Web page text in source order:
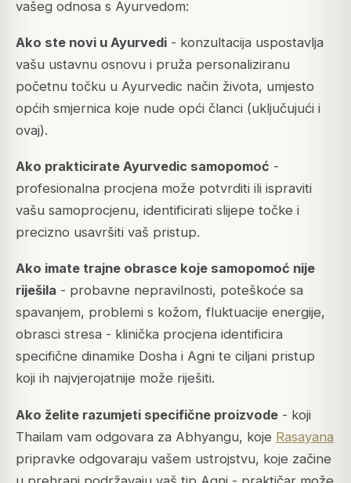
vašeg odnosa s Ayurvedom:
Ako ste novi u Ayurvedi - konzultacija uspostavlja
vašu ustavnu osnovu i pruža personaliziranu
početnu točku u Ayurvedic način života, umjesto
općih smjernica koje nude opći članci (uključujući i
ovaj).
Ako prakticirate Ayurvedic samopomoć -
profesionalna procjena može potvrditi ili ispraviti
vašu samoprocjenu, identificirati slijepe točke i
precizno usavršiti vaš pristup.
Ako imate trajne obrasce koje samopomoć nije
riješila - probavne nepravilnosti, poteškoće sa
spavanjem, problemi s kožom, fluktuacije energije,
obrasci stresa - klinička procjena identificira
specifične dinamike Dosha i Agni te ciljani pristup
koji ih najvjerojatnije može riješiti.
Ako želite razumjeti specifične proizvode - koji
Thailam vam odgovara za Abhyangu, koje Rasayana
pripravke odgovaraju vašem ustrojstvu, koje začine